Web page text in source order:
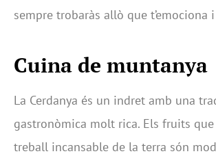
sempre trobaràs allò que t’emociona
Cuina de muntanya
La Cerdanya és un indret amb una
gastronòmica molt rica. Els fruits
treball incansable de la terra són